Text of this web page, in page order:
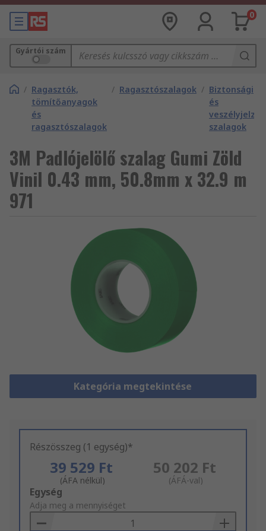
0
Gyártói szám
/ Ragasztók,
tömítőanyagok
és
ragasztószalagok
/ Ragasztószalagok / Biztonsági
és
veszélyjelző
szalagok
3M Padlójelölő szalag Gumi Zöld
Vinil 0.43 mm, 50.8mm x 32.9 m
971
Kategória megtekintése
Részösszeg (1 egység)*
39 529 Ft
(ÁFA nélkül)
50 202 Ft
(ÁFÁ-val)
Add
to
Basket
Egység
Adja meg a mennyiséget